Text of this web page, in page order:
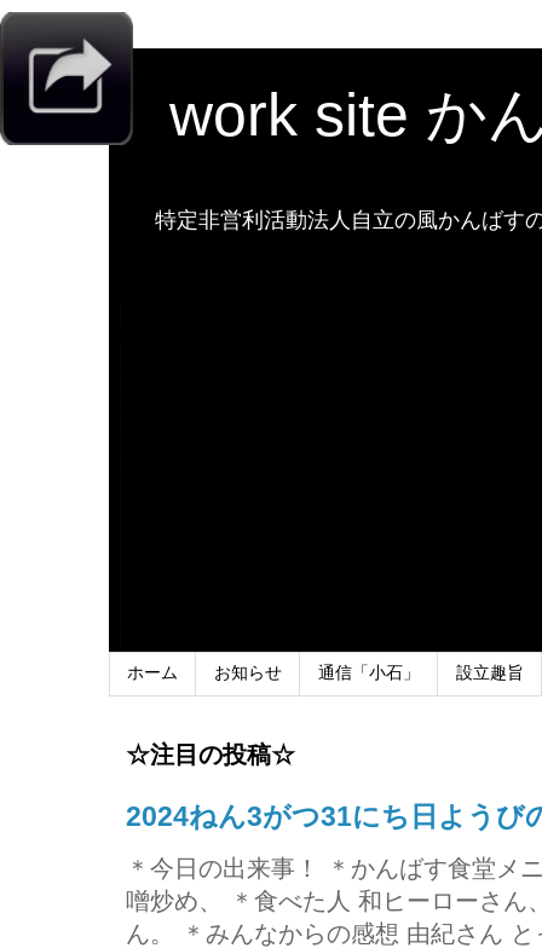
work site か
特定非営利活動法人自立の風かんばす
ホーム お知らせ 通信「小石」 設立趣旨
☆注目の投稿☆
2024ねん3がつ31にち日ようび
＊今日の出来事！ ＊かんばす食堂メ
噌炒め、 ＊食べた人 和ヒーローさん
ん。 ＊みんなからの感想 由紀さん